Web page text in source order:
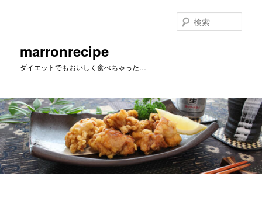
へ
移
動
marronrecipe
ダイエットでもおいしく食べちゃった…
索